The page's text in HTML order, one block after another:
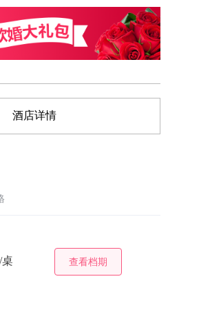
酒店详情
桌 查看档期